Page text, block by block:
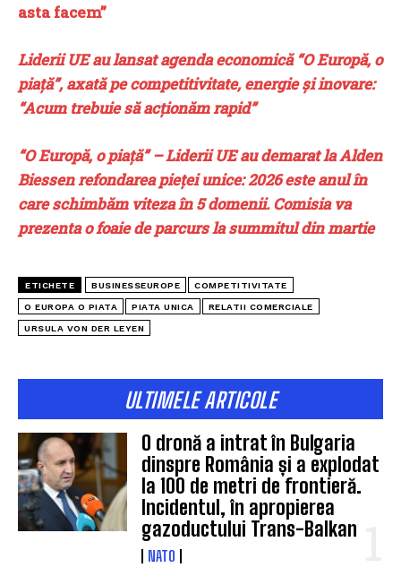
asta facem”
Liderii UE au lansat agenda economică “O Europă, o
piață”, axată pe competitivitate, energie și inovare:
“Acum trebuie să acționăm rapid”
“O Europă, o piață” – Liderii UE au demarat la Alden
Biessen refondarea pieței unice: 2026 este anul în
care schimbăm viteza în 5 domenii. Comisia va
prezenta o foaie de parcurs la summitul din martie
ETICHETE BUSINESSEUROPE COMPETITIVITATE
O EUROPA O PIATA PIATA UNICA RELATII COMERCIALE
URSULA VON DER LEYEN
ULTIMELE ARTICOLE
O dronă a intrat în Bulgaria
dinspre România și a explodat
la 100 de metri de frontieră.
Incidentul, în apropierea
gazoductului Trans-Balkan
NATO